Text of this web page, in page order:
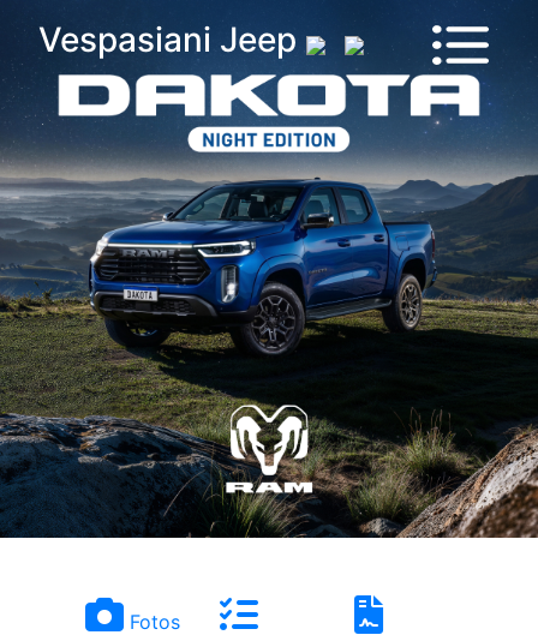
Vespasiani Jeep
Vehículos
Sucursales
Contactanos
Test
Drive
House
Fotos